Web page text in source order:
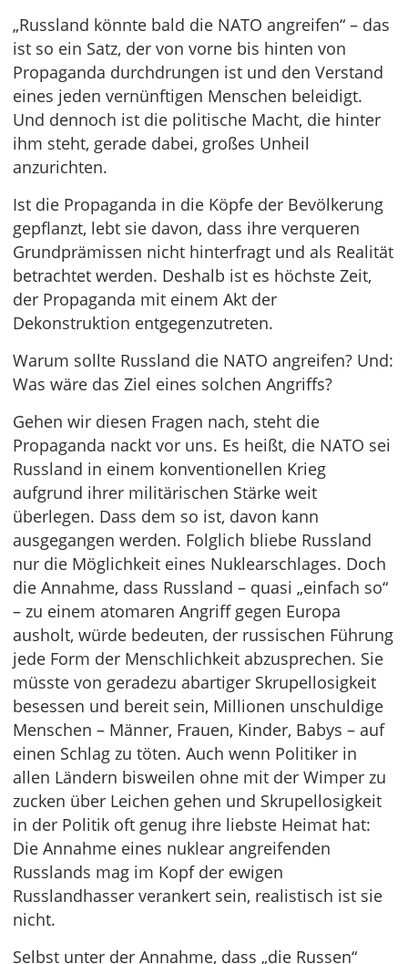
„Russland könnte bald die NATO angreifen“ – das
ist so ein Satz, der von vorne bis hinten von
Propaganda durchdrungen ist und den Verstand
eines jeden vernünftigen Menschen beleidigt.
Und dennoch ist die politische Macht, die hinter
ihm steht, gerade dabei, großes Unheil
anzurichten.
Ist die Propaganda in die Köpfe der Bevölkerung
gepflanzt, lebt sie davon, dass ihre verqueren
Grundprämissen nicht hinterfragt und als Realität
betrachtet werden. Deshalb ist es höchste Zeit,
der Propaganda mit einem Akt der
Dekonstruktion entgegenzutreten.
Warum sollte Russland die NATO angreifen? Und:
Was wäre das Ziel eines solchen Angriffs?
Gehen wir diesen Fragen nach, steht die
Propaganda nackt vor uns. Es heißt, die NATO sei
Russland in einem konventionellen Krieg
aufgrund ihrer militärischen Stärke weit
überlegen. Dass dem so ist, davon kann
ausgegangen werden. Folglich bliebe Russland
nur die Möglichkeit eines Nuklearschlages. Doch
die Annahme, dass Russland – quasi „einfach so“
– zu einem atomaren Angriff gegen Europa
ausholt, würde bedeuten, der russischen Führung
jede Form der Menschlichkeit abzusprechen. Sie
müsste von geradezu abartiger Skrupellosigkeit
besessen und bereit sein, Millionen unschuldige
Menschen – Männer, Frauen, Kinder, Babys – auf
einen Schlag zu töten. Auch wenn Politiker in
allen Ländern bisweilen ohne mit der Wimper zu
zucken über Leichen gehen und Skrupellosigkeit
in der Politik oft genug ihre liebste Heimat hat:
Die Annahme eines nuklear angreifenden
Russlands mag im Kopf der ewigen
Russlandhasser verankert sein, realistisch ist sie
nicht.
Selbst unter der Annahme, dass „die Russen“